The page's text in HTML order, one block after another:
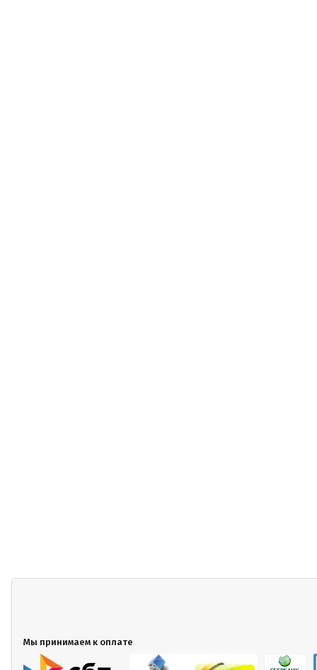
Мы принимаем к оплате